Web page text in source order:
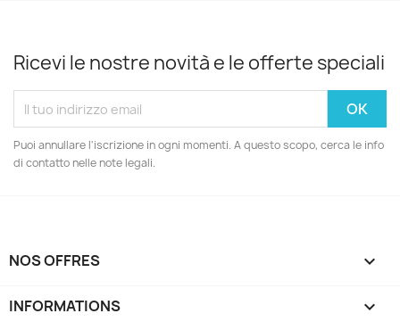
Ricevi le nostre novità e le offerte speciali
Puoi annullare l'iscrizione in ogni momenti. A questo scopo, cerca le info
di contatto nelle note legali.
NOS OFFRES 
INFORMATIONS 